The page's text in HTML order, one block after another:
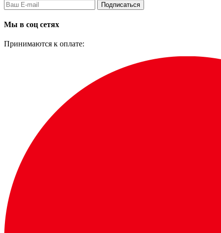
Подписаться
Мы в соц сетях
Принимаются к оплате: